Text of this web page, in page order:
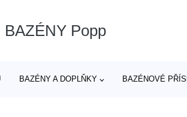
BAZÉNY Popp
BAZÉNY A DOPLŇKY BAZÉNOVÉ